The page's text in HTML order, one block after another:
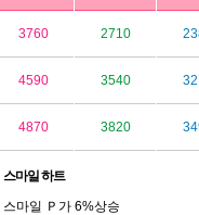
3760 2710
4590 3540
4870 3820
스마일 하트
스마일 Ｐ가 6%상승